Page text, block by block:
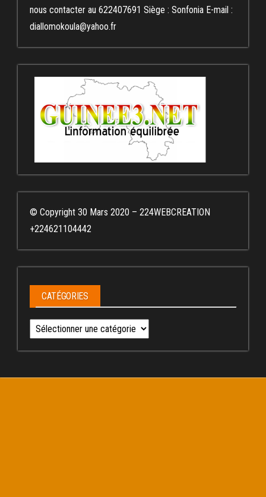
nous contacter au 622407691 Siège : Sonfonia E-mail :
diallomokoula@yahoo.fr
© Copyright 30 Mars 2020 – 224WEBCREATION
+224621104442
CATÉGORIES
Catégories